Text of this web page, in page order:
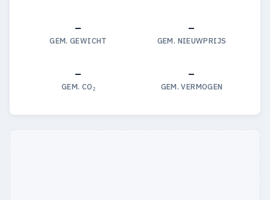
—
GEM. GEWICHT
—
GEM. NIEUWPRIJS
—
GEM. CO₂
—
GEM. VERMOGEN